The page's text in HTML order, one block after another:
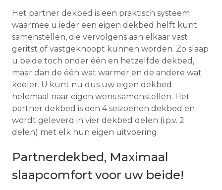
Het partner dekbed is een praktisch systeem
waarmee u ieder een eigen dekbed helft kunt
samenstellen, die vervolgens aan elkaar vast
geritst of vastgeknoopt kunnen worden. Zo slaap
u beide toch onder één en hetzelfde dekbed,
maar dan de één wat warmer en de andere wat
koeler. U kunt nu dus uw eigen dekbed
helemaal naar eigen wens samenstellen. Het
partner dekbed is een 4 seizoenen dekbed en
wordt geleverd in vier dekbed delen (i.p.v. 2
delen) met elk hun eigen uitvoering.
Partnerdekbed, Maximaal
slaapcomfort voor uw beide!